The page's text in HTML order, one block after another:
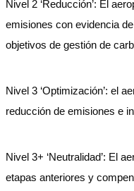
Nivel 2 ‘Reducción’: El
emisiones con evidencia
objetivos de gestión de
Nivel 3 ‘Optimización’: el
reducción de emisiones e
Nivel 3+ ‘Neutralidad’: El
etapas anteriores y